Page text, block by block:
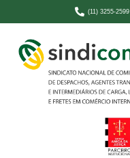
(11) 3255-2599